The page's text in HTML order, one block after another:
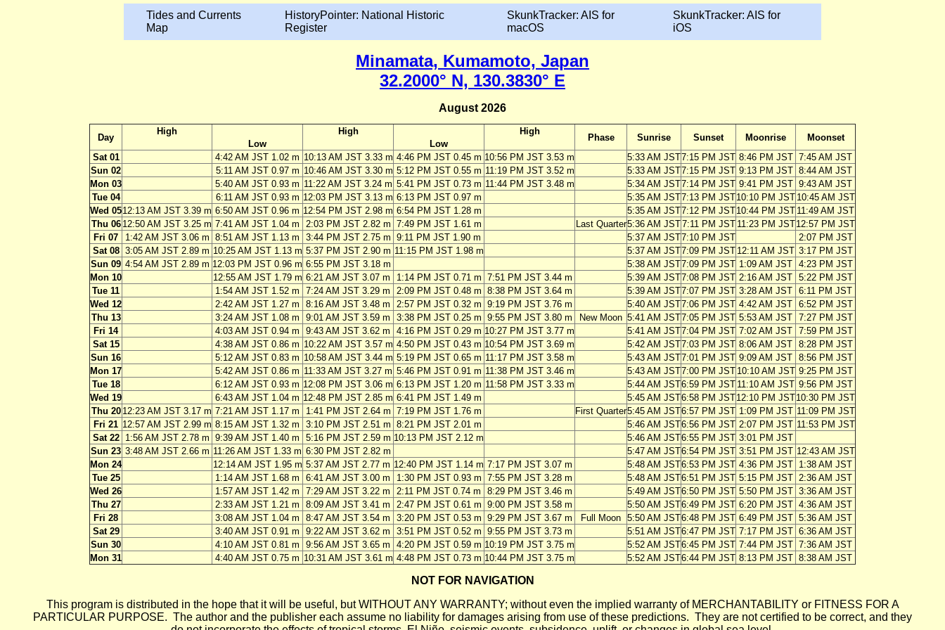
Tides and Currents
Map
HistoryPointer: National Historic
Register
SkunkTracker: AIS for
macOS
SkunkTracker: AIS for
iOS
Minamata, Kumamoto, Japan
32.2000° N, 130.3830° E
August 2026
Day
High
Low
High
Low
High
Phase Sunrise Sunset Moonrise
Moonset
Sat 01
4:42 AM JST 1.02 m 10:13 AM JST 3.33 m 4:46 PM JST 0.45 m 10:56 PM JST 3.53 m 5:33 AM JST7:15 PM JST 8:46 PM JST 7:45 AM JST
Sun 02
5:11 AM JST 0.97 m 10:46 AM JST 3.30 m 5:12 PM JST 0.55 m 11:19 PM JST 3.52 m 5:33 AM JST7:15 PM JST 9:13 PM JST 8:44 AM JST
Mon 03
5:40 AM JST 0.93 m 11:22 AM JST 3.24 m 5:41 PM JST 0.73 m 11:44 PM JST 3.48 m 5:34 AM JST7:14 PM JST 9:41 PM JST 9:43 AM JST
Tue 04
6:11 AM JST 0.93 m 12:03 PM JST 3.13 m 6:13 PM JST 0.97 m 5:35 AM JST7:13 PM JST10:10 PM JST 10:45 AM JST
Wed 0512:13 AM JST 3.39 m 6:50 AM JST 0.96 m 12:54 PM JST 2.98 m 6:54 PM JST 1.28 m 5:35 AM JST7:12 PM JST10:44 PM JST 11:49 AM JST
Thu 06 12:50 AM JST 3.25 m 7:41 AM JST 1.04 m 2:03 PM JST 2.82 m 7:49 PM JST 1.61 m Last Quarter5:36 AM JST7:11 PM JST 11:23 PM JST12:57 PM JST
Fri 07
1:42 AM JST 3.06 m 8:51 AM JST 1.13 m 3:44 PM JST 2.75 m 9:11 PM JST 1.90 m 5:37 AM JST7:10 PM JST
2:07 PM JST
Sat 08 3:05 AM JST 2.89 m 10:25 AM JST 1.13 m 5:37 PM JST 2.90 m 11:15 PM JST 1.98 m 5:37 AM JST7:09 PM JST 12:11 AM JST 3:17 PM JST
Sun 09 4:54 AM JST 2.89 m 12:03 PM JST 0.96 m 6:55 PM JST 3.18 m 5:38 AM JST7:09 PM JST 1:09 AM JST 4:23 PM JST
Mon 10
12:55 AM JST 1.79 m 6:21 AM JST 3.07 m 1:14 PM JST 0.71 m 7:51 PM JST 3.44 m 5:39 AM JST7:08 PM JST 2:16 AM JST 5:22 PM JST
Tue 11
1:54 AM JST 1.52 m 7:24 AM JST 3.29 m 2:09 PM JST 0.48 m 8:38 PM JST 3.64 m 5:39 AM JST7:07 PM JST 3:28 AM JST 6:11 PM JST
Wed 12
2:42 AM JST 1.27 m 8:16 AM JST 3.48 m 2:57 PM JST 0.32 m 9:19 PM JST 3.76 m 5:40 AM JST7:06 PM JST 4:42 AM JST 6:52 PM JST
Thu 13
3:24 AM JST 1.08 m 9:01 AM JST 3.59 m 3:38 PM JST 0.25 m 9:55 PM JST 3.80 m New Moon 5:41 AM JST7:05 PM JST 5:53 AM JST 7:27 PM JST
Fri 14
4:03 AM JST 0.94 m 9:43 AM JST 3.62 m 4:16 PM JST 0.29 m 10:27 PM JST 3.77 m 5:41 AM JST7:04 PM JST 7:02 AM JST 7:59 PM JST
Sat 15
4:38 AM JST 0.86 m 10:22 AM JST 3.57 m 4:50 PM JST 0.43 m 10:54 PM JST 3.69 m 5:42 AM JST7:03 PM JST 8:06 AM JST 8:28 PM JST
Sun 16
5:12 AM JST 0.83 m 10:58 AM JST 3.44 m 5:19 PM JST 0.65 m 11:17 PM JST 3.58 m 5:43 AM JST7:01 PM JST 9:09 AM JST 8:56 PM JST
Mon 17
5:42 AM JST 0.86 m 11:33 AM JST 3.27 m 5:46 PM JST 0.91 m 11:38 PM JST 3.46 m 5:43 AM JST7:00 PM JST 10:10 AM JST 9:25 PM JST
Tue 18
6:12 AM JST 0.93 m 12:08 PM JST 3.06 m 6:13 PM JST 1.20 m 11:58 PM JST 3.33 m 5:44 AM JST6:59 PM JST 11:10 AM JST 9:56 PM JST
Wed 19
6:43 AM JST 1.04 m 12:48 PM JST 2.85 m 6:41 PM JST 1.49 m 5:45 AM JST6:58 PM JST12:10 PM JST10:30 PM JST
Thu 20 12:23 AM JST 3.17 m 7:21 AM JST 1.17 m 1:41 PM JST 2.64 m 7:19 PM JST 1.76 m First Quarter5:45 AM JST6:57 PM JST 1:09 PM JST 11:09 PM JST
Fri 21 12:57 AM JST 2.99 m 8:15 AM JST 1.32 m 3:10 PM JST 2.51 m 8:21 PM JST 2.01 m 5:46 AM JST6:56 PM JST 2:07 PM JST 11:53 PM JST
Sat 22
1:56 AM JST 2.78 m 9:39 AM JST 1.40 m 5:16 PM JST 2.59 m 10:13 PM JST 2.12 m 5:46 AM JST6:55 PM JST 3:01 PM JST
Sun 23 3:48 AM JST 2.66 m 11:26 AM JST 1.33 m 6:30 PM JST 2.82 m 5:47 AM JST6:54 PM JST 3:51 PM JST 12:43 AM JST
Mon 24
12:14 AM JST 1.95 m 5:37 AM JST 2.77 m 12:40 PM JST 1.14 m 7:17 PM JST 3.07 m 5:48 AM JST6:53 PM JST 4:36 PM JST
1:38 AM JST
Tue 25
1:14 AM JST 1.68 m 6:41 AM JST 3.00 m 1:30 PM JST 0.93 m 7:55 PM JST 3.28 m 5:48 AM JST6:51 PM JST 5:15 PM JST 2:36 AM JST
Wed 26
1:57 AM JST 1.42 m 7:29 AM JST 3.22 m 2:11 PM JST 0.74 m 8:29 PM JST 3.46 m 5:49 AM JST6:50 PM JST 5:50 PM JST 3:36 AM JST
Thu 27
2:33 AM JST 1.21 m 8:09 AM JST 3.41 m 2:47 PM JST 0.61 m 9:00 PM JST 3.58 m 5:50 AM JST6:49 PM JST 6:20 PM JST 4:36 AM JST
Fri 28
3:08 AM JST 1.04 m 8:47 AM JST 3.54 m 3:20 PM JST 0.53 m 9:29 PM JST 3.67 m Full Moon 5:50 AM JST6:48 PM JST 6:49 PM JST 5:36 AM JST
Sat 29
3:40 AM JST 0.91 m 9:22 AM JST 3.62 m 3:51 PM JST 0.52 m 9:55 PM JST 3.73 m 5:51 AM JST6:47 PM JST 7:17 PM JST 6:36 AM JST
Sun 30
4:10 AM JST 0.81 m 9:56 AM JST 3.65 m 4:20 PM JST 0.59 m 10:19 PM JST 3.75 m 5:52 AM JST6:45 PM JST 7:44 PM JST 7:36 AM JST
Mon 31
4:40 AM JST 0.75 m 10:31 AM JST 3.61 m 4:48 PM JST 0.73 m 10:44 PM JST 3.75 m 5:52 AM JST6:44 PM JST 8:13 PM JST 8:38 AM JST
NOT FOR NAVIGATION
This program is distributed in the hope that it will be useful, but WITHOUT ANY WARRANTY; without even the implied warranty of MERCHANTABILITY or FITNESS FOR A
PARTICULAR PURPOSE. The author and the publisher each assume no liability for damages arising from use of these predictions. They are not certified to be correct, and they